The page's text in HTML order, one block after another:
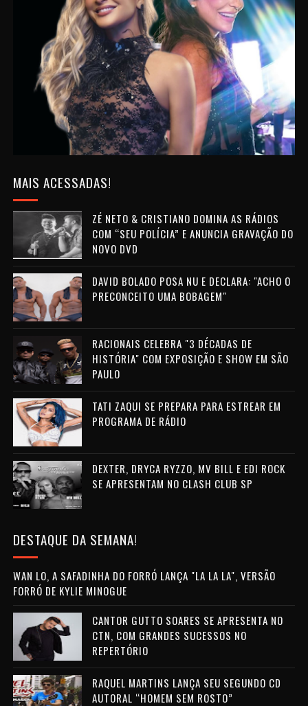
MAIS ACESSADAS!
ZÉ NETO & CRISTIANO DOMINA AS RÁDIOS
COM “SEU POLÍCIA” E ANUNCIA GRAVAÇÃO DO
NOVO DVD
DAVID BOLADO POSA NU E DECLARA: "ACHO O
PRECONCEITO UMA BOBAGEM"
RACIONAIS CELEBRA "3 DÉCADAS DE
HISTÓRIA" COM EXPOSIÇÃO E SHOW EM SÃO
PAULO
TATI ZAQUI SE PREPARA PARA ESTREAR EM
PROGRAMA DE RÁDIO
DEXTER, DRYCA RYZZO, MV BILL E EDI ROCK
SE APRESENTAM NO CLASH CLUB SP
DESTAQUE DA SEMANA!
WAN LO, A SAFADINHA DO FORRÓ LANÇA "LA LA LA", VERSÃO
FORRÓ DE KYLIE MINOGUE
CANTOR GUTTO SOARES SE APRESENTA NO
CTN, COM GRANDES SUCESSOS NO
REPERTÓRIO
RAQUEL MARTINS LANÇA SEU SEGUNDO CD
AUTORAL “HOMEM SEM ROSTO”